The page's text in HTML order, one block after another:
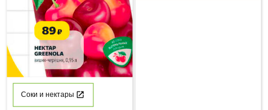
Соки и нектары